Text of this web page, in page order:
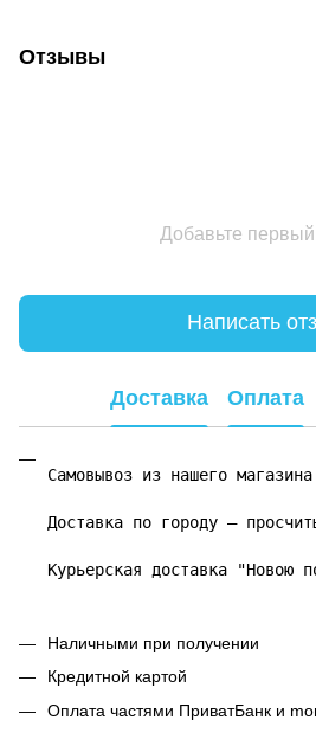
Отзывы
Добавьте
Написать
Доставка Оплата
Самовывоз из нашего
Доставка по городу –
Курьерская доставка "Новою
Наличными при получении
Кредитной картой
Оплата частями ПриватБанк и